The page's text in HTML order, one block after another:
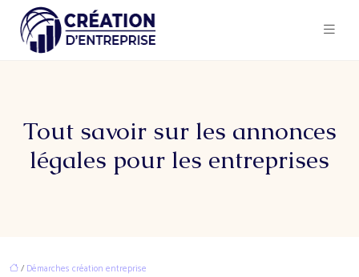
Tout savoir sur les annonces
légales pour les entreprises
/ Démarches création entreprise